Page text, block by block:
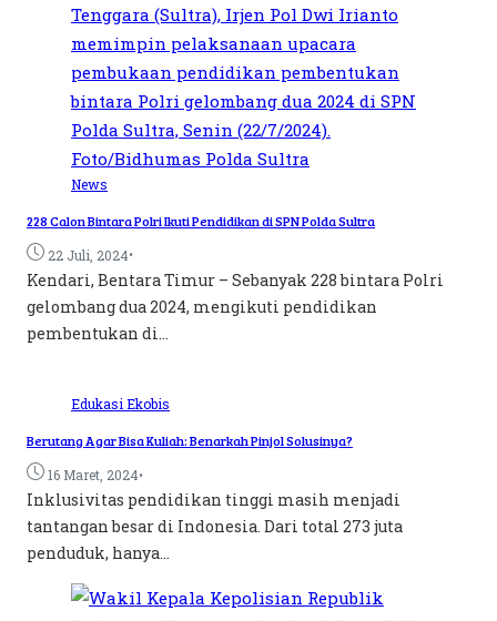
News
228 Calon Bintara Polri Ikuti Pendidikan di SPN Polda Sultra
22 Juli, 2024•
Kendari, Bentara Timur – Sebanyak 228 bintara Polri
gelombang dua 2024, mengikuti pendidikan
pembentukan di...
Edukasi Ekobis
Berutang Agar Bisa Kuliah: Benarkah Pinjol Solusinya?
16 Maret, 2024•
Inklusivitas pendidikan tinggi masih menjadi
tantangan besar di Indonesia. Dari total 273 juta
penduduk, hanya...